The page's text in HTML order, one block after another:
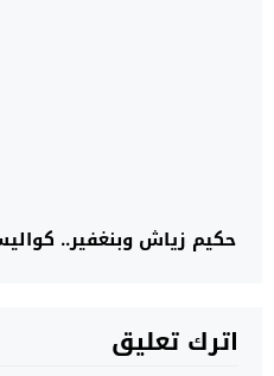
حكيم زياش وبنغفير..
اترك تعليق